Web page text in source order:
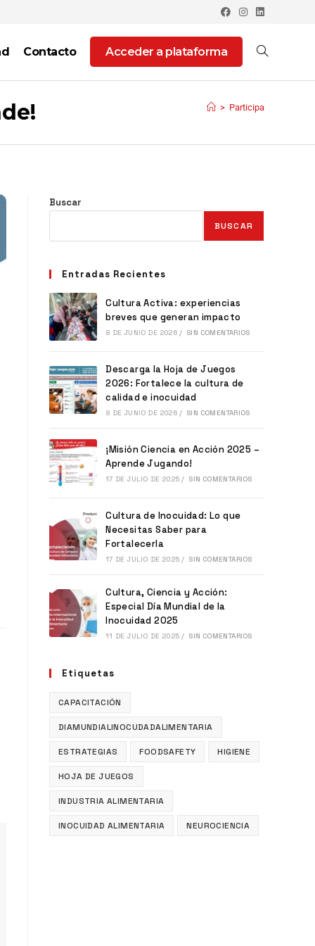
Contacto Acceder a plataforma
> Participa
Buscar
BUSCAR
Entradas Recientes
Cultura Activa: experiencias
breves que generan impacto
8 DE JUNIO DE 2026 / SIN COMENTARIOS
Descarga la Hoja de Juegos
2026: Fortalece la cultura de
calidad e inocuidad
8 DE JUNIO DE 2026 / SIN COMENTARIOS
¡Misión Ciencia en Acción 2025 –
Aprende Jugando!
17 DE JULIO DE 2025 / SIN COMENTARIOS
Cultura de Inocuidad: Lo que
Necesitas Saber para
Fortalecerla
17 DE JULIO DE 2025 / SIN COMENTARIOS
Cultura, Ciencia y Acción:
Especial Día Mundial de la
Inocuidad 2025
11 DE JULIO DE 2025 / SIN COMENTARIOS
Etiquetas
CAPACITACIÓN
DIAMUNDIALINOCUDADALIMENTARIA
ESTRATEGIAS FOODSAFETY HIGIENE
HOJA DE JUEGOS
INDUSTRIA ALIMENTARIA
INOCUIDAD ALIMENTARIA NEUROCIENCIA